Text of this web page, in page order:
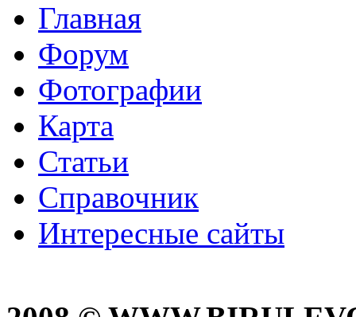
Главная
Форум
Фотографии
Карта
Статьи
Справочник
Интересные сайты